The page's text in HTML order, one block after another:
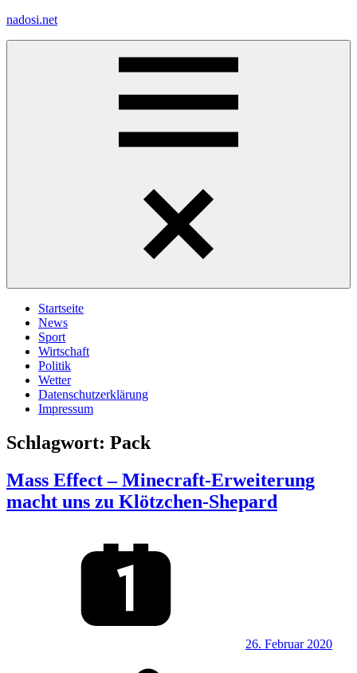
Zum
nadosi.net
Startseite
News
Sport
Wirtschaft
Politik
Wetter
Datenschutzerklärung
Impressum
Schlagwort: Pack
Mass Effect – Minecraft-Erweiterung
macht uns zu Klötzchen-Shepard
26. Februar 2020